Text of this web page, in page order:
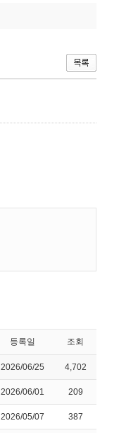
등록일 조회
2026/06/25 4,702
2026/06/01 209
2026/05/07 387